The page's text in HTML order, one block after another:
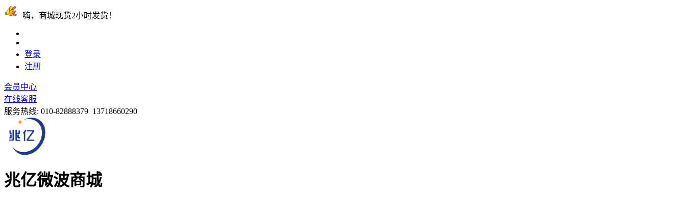
嗨，商城现货2小时发货！
登录
注册
会员中心
在线客服
服务热线: 010-82888379 13718660290
兆亿微波商城